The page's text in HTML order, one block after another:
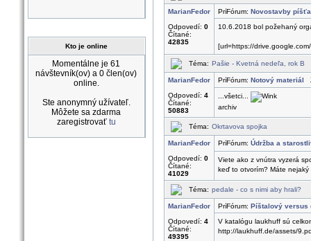
Kto je online
Momentálne je 61
návštevník(ov) a 0 člen(ov)
online.
Ste anonymný užívateľ.
Môžete sa zdarma
zaregistrovať tu
MarianFedor
Odpovedí: 0
Čítané:
42835
Fórum: Novostavby
10.6.2018 bol požehaný
[url=https://
Téma: Pašie - Kvetná nedeľa, rok B
MarianFedor
Odpovedí: 4
Čítané:
50883
Fórum: Notový materiál
...všetci...
archiv
Téma: Okrtavova spojka
MarianFedor
Odpovedí: 0
Čítané:
41029
Fórum: Údržba a
Viete ako z vnútra vyzerá
keď to otvorím? Máte
Téma: pedale - co s nimi aby hrali?
MarianFedor
Odpovedí: 4
Čítané:
49395
Fórum: Píštalový versus
V katalógu laukhuff sú
http://laukhuff.de/assets/